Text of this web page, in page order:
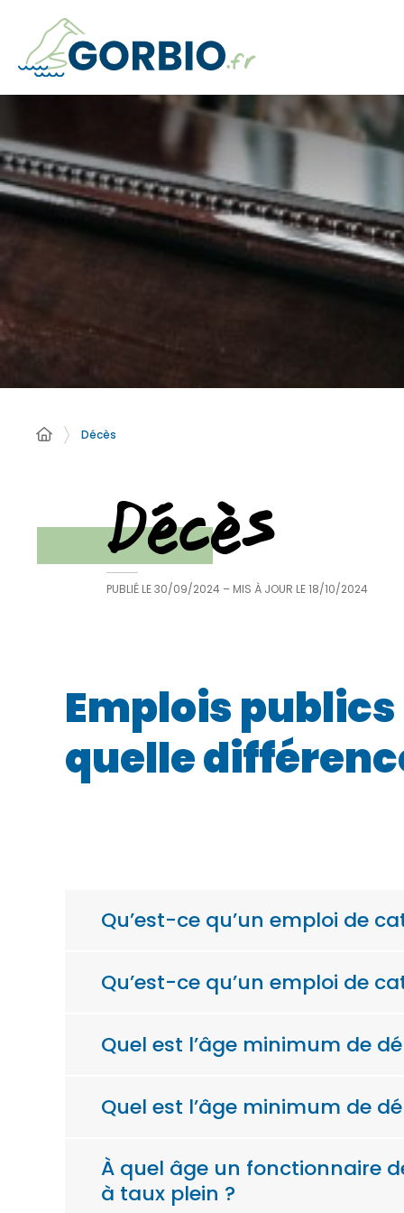
Décès
Décès
PUBLIÉ LE30/09/2024 – MIS À JOUR LE18/10/2024
Emplois
quelle
Qu’est-ce qu’un emploi de
Qu’est-ce qu’un emploi de
Quel est l’âge minimum de
Quel est l’âge minimum de
À quel âge un fonctionnaire
à taux plein ?